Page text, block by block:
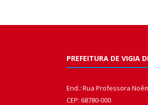
PREFEITURA DE VIGIA
End.: Rua Professora
CEP: 68780-000